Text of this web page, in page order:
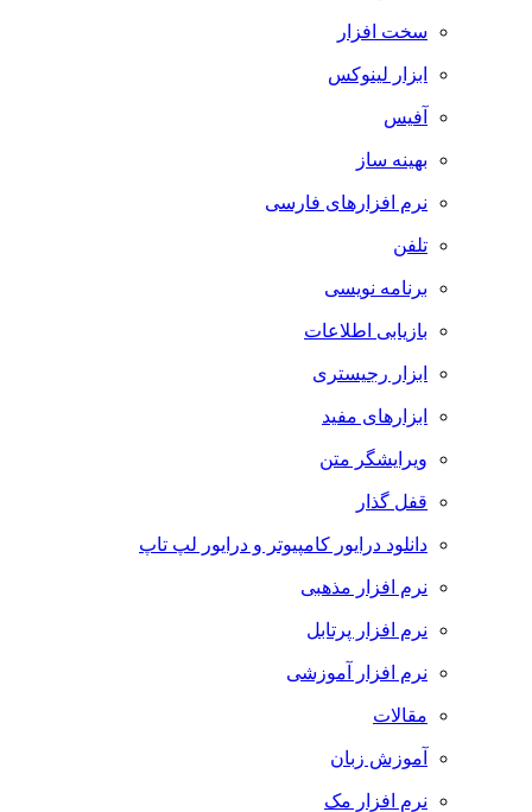
سخت افزار
ابزار لینوکس
آفیس
بهینه ساز
نرم افزارهای فارسی
تلفن
برنامه نویسی
بازیابی اطلاعات
ابزار رجیستری
ابزارهای مفید
ویرایشگر متن
قفل گذار
دانلود درایور کامپیوتر و درایور لپ تاپ
نرم افزار مذهبی
نرم افزار پرتابل
نرم افزار آموزشی
مقالات
آموزش زبان
نرم افزار مک